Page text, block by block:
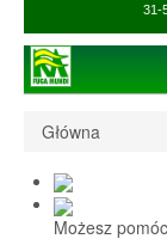
31-
1,5% i darowizny
Nasi
Główna
Możesz